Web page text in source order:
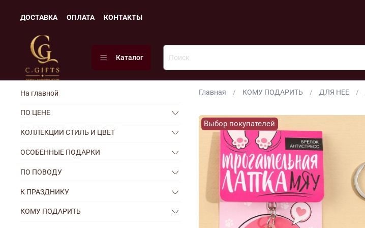
ДОСТАВКА ОПЛАТА КОНТАКТЫ
Каталог
Главная КОМУ ПОДАРИТЬ ДЛЯ НЕЕ
Выбор покупателей
На главной
ПО ЦЕНЕ
КОЛЛЕКЦИИ СТИЛЬ И ЦВЕТ
ОСОБЕННЫЕ ПОДАРКИ
ПО ПОВОДУ
К ПРАЗДНИКУ
КОМУ ПОДАРИТЬ